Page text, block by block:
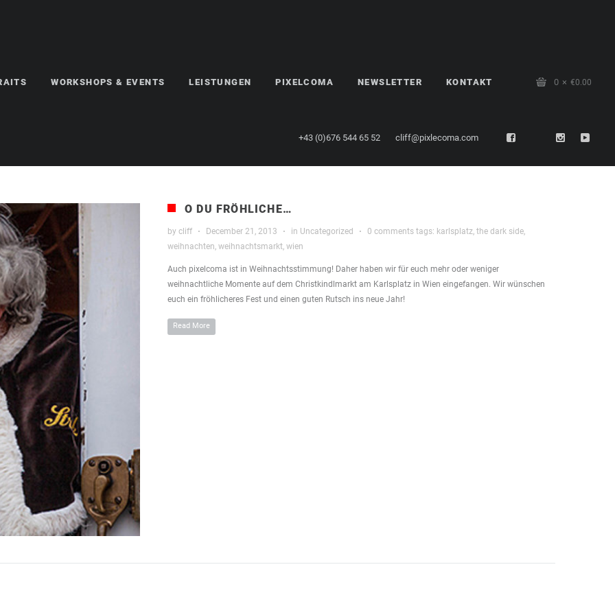
WORKSHOPS & EVENTS LEISTUNGEN PIXELCOMA NEWSLETTER KONTAKT 0 €0.00
cliff@pixlecoma.com
+43 (0)676 544 65 52
O DU FRÖHLICHE…
by cliff · December 21, 2013 · in Uncategorized · 0 comments tags: karlsplatz the dark side
weihnachten weihnachtsmarkt wien
Auch pixelcoma ist in Weihnachtsstimmung! Daher haben wir für euch mehr oder weniger
weihnachtliche Momente auf dem Christkindlmarkt am Karlsplatz in Wien eingefangen. Wir wünschen
euch ein fröhlicheres Fest und einen guten Rutsch ins neue Jahr!
Read More